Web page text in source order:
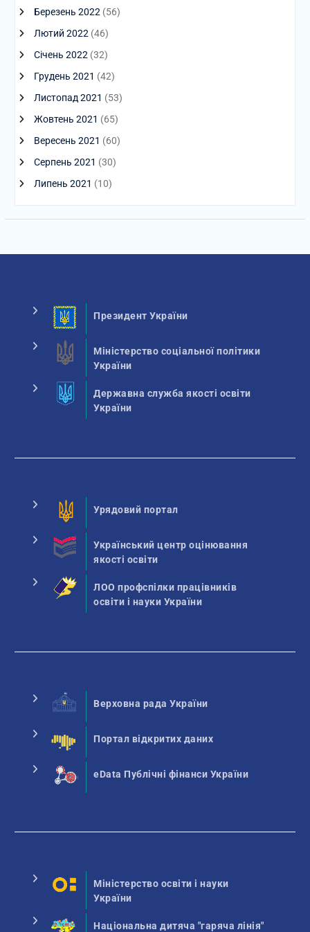
Березень 2022 (56)
Лютий 2022 (46)
Січень 2022 (32)
Грудень 2021 (42)
Листопад 2021 (53)
Жовтень 2021 (65)
Вересень 2021 (60)
Серпень 2021 (30)
Липень 2021 (10)
Президент України
Міністерство соціальної політики
України
Державна служба якості освіти
України
Урядовий портал
Український центр оцінювання
якості освіти
ЛОО профспілки працівників
освіти і науки України
Верховна рада України
Портал відкритих даних
eData Публічні фінанси України
Міністерство освіти і науки
України
Національна дитяча "гаряча лінія"